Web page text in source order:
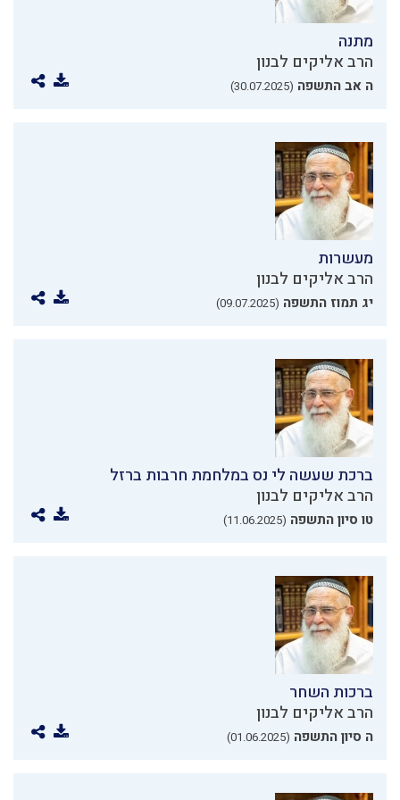
מתנה
הרב אליקים לבנון
ה אב התשפה (30.07.2025)
מעשרות
הרב אליקים לבנון
יג תמוז התשפה (09.07.2025)
ברכת שעשה לי נס במלחמת חרבות ברזל
הרב אליקים לבנון
טו סיון התשפה (11.06.2025)
ברכות השחר
הרב אליקים לבנון
ה סיון התשפה (01.06.2025)